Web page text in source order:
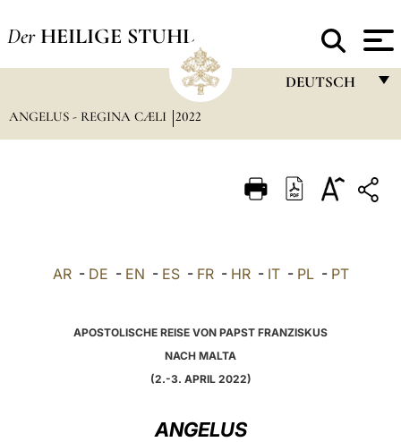
Der HEILIGE STUHL
DEUTSCH
ITALIANO
POLSKI
ANGELUS - REGINA CÆLI 2022
AR- DE - EN - ES- FR- HR- IT- PL- PT
APOSTOLISCHE REISE VON PAPST FRANZISKUS
NACH MALTA
(2.-3. APRIL 2022)
ANGELUS